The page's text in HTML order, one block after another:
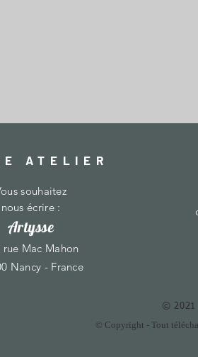
ATELIER
souhaitez
nous écrire :
Artysse
rue Mac Mahon
Nancy - France
© 2021
© Copyright - Tout